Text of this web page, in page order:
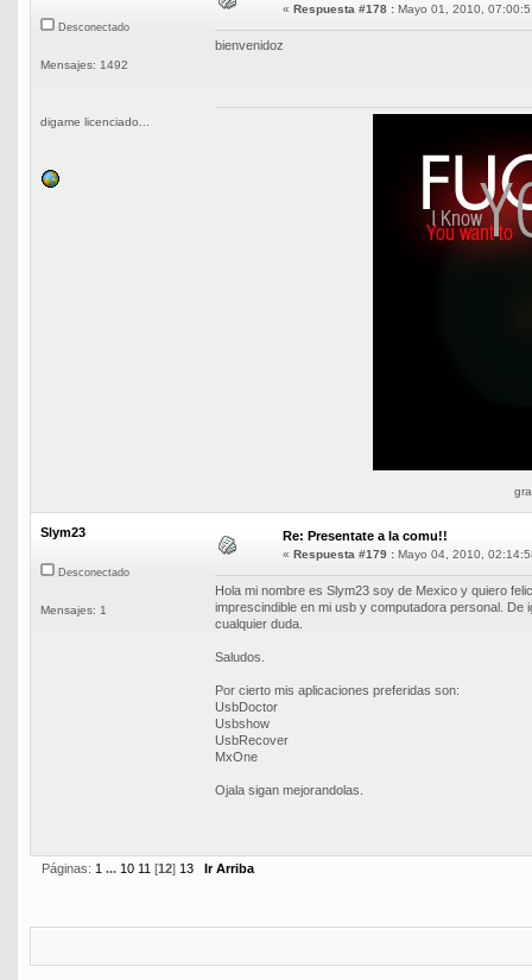
Desconectado
Mensajes: 1492
digame licenciado...
« Respuesta #178 : Mayo 01, 2010,
bienvenidoz
Slym23
Desconectado
Mensajes: 1
Re: Presentate a la comu!!
« Respuesta #179 : Mayo 04, 2010,
Hola mi nombre es Slym23 soy de Mexico y quiero
imprescindible en mi usb y computadora personal.
cualquier duda.
Saludos.
Por cierto mis aplicaciones preferidas son:
UsbDoctor
Usbshow
UsbRecover
MxOne
Ojala sigan mejorandolas.
Páginas: 1 ... 10 11 [12] 13 Ir Arriba